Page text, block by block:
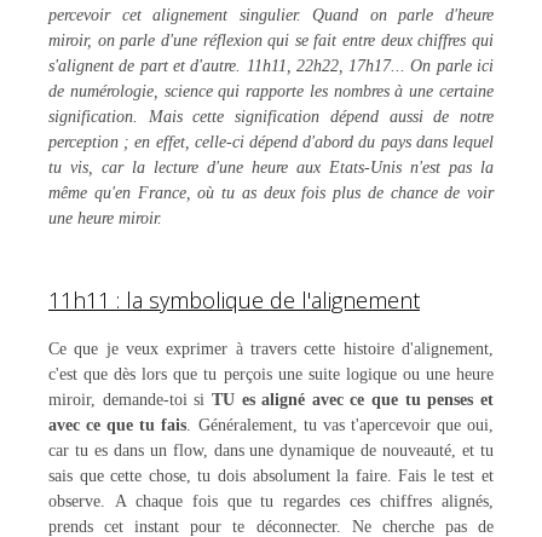
percevoir cet alignement singulier. Quand on parle d'heure
miroir, on parle d'une réflexion qui se fait entre deux chiffres qui
s'alignent de part et d'autre. 11h11, 22h22, 17h17... On parle ici
de numérologie, science qui rapporte les nombres à une certaine
signification. Mais cette signification dépend aussi de notre
perception ; en effet, celle-ci dépend d'abord du pays dans lequel
tu vis, car la lecture d'une heure aux Etats-Unis n'est pas la
même qu'en France, où tu as deux fois plus de chance de voir
une heure miroir.
11h11 : la symbolique de l'alignement
Ce que je veux exprimer à travers cette histoire d'alignement,
c'est que dès lors que tu perçois une suite logique ou une heure
miroir, demande-toi si TU es aligné avec ce que tu penses et
avec ce que tu fais. Généralement, tu vas t'apercevoir que oui,
car tu es dans un flow, dans une dynamique de nouveauté, et tu
sais que cette chose, tu dois absolument la faire. Fais le test et
observe. A chaque fois que tu regardes ces chiffres alignés,
prends cet instant pour te déconnecter. Ne cherche pas de